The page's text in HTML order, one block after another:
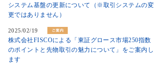
システム基盤の更新について（※取引システムの変
更ではありません）
2025/02/19
株式会社FISCOによる「東証グロース市場250指数
のポイントと先物取引の魅力について」をご案内し
ます